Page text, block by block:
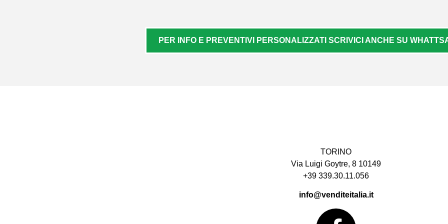
PER INFO E PREVENTIVI PERSONALIZZATI SCRIVICI ANCHE SU
TORINO
Via Luigi Goytre, 8 10149
+39 339.30.11.056
info@venditeitalia.it